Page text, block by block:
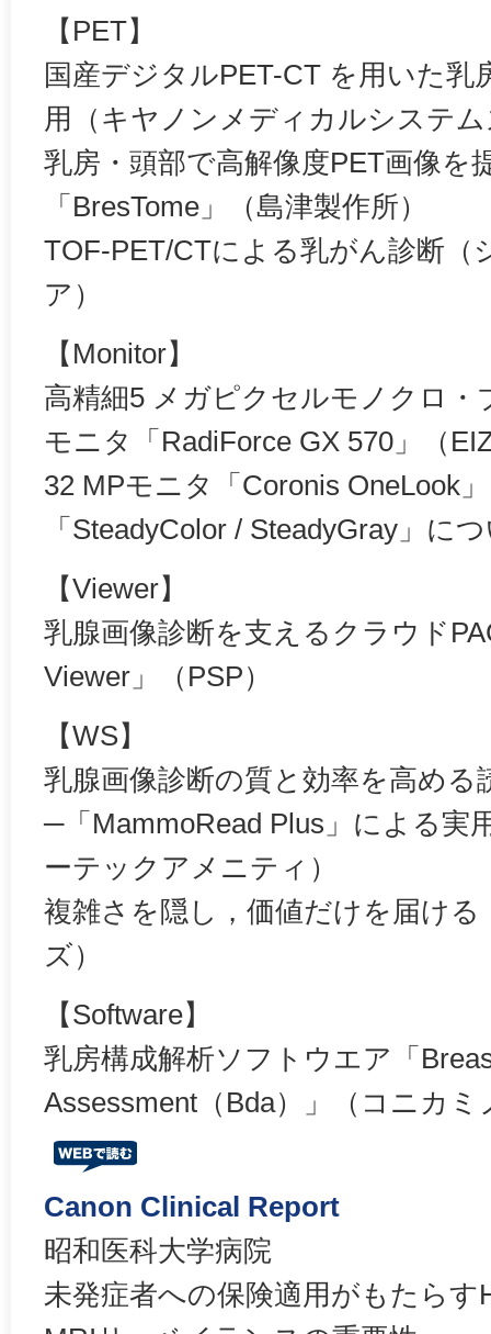
【PET】
国産デジタルPET-CT を用いた
用（キヤノンメディカルシステ
乳房・頭部で高解像度PET画像を
「BresTome」（島津製作所）
TOF-PET/CTによる乳がん診断（
ア）
【Monitor】
高精細5 メガピクセルモノクロ
モニタ「RadiForce GX 570」（
32 MPモニタ「Coronis OneLook
「SteadyColor / SteadyGray」に
【Viewer】
乳腺画像診断を支えるクラウド
Viewer」（PSP）
【WS】
乳腺画像診断の質と効率を高める
─「MammoRead Plus」による実
ーテックアメニティ）
複雑さを隠し，価値だけを届け
ズ）
【Software】
乳房構成解析ソフトウエア「
Assessment（Bda）」（コニカ
Canon Clinical Report
昭和医科大学病院
未発症者への保険適用がもたらす